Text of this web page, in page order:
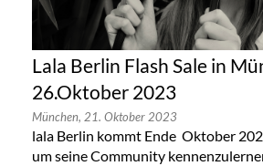
Lala Berlin Flash Sale in
26.Oktober 2023
München, 21. Oktober 2023
lala Berlin kommt Ende Oktober
um seine Community